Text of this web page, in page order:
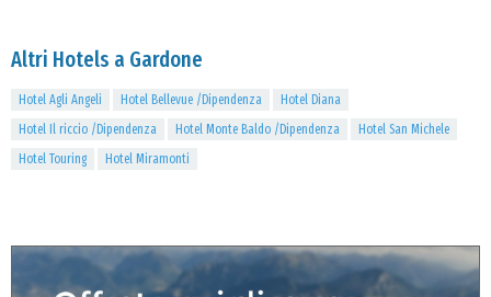
Altri Hotels a Gardone
Hotel Agli Angeli Hotel Bellevue /Dipendenza
Hotel Diana
Hotel Il riccio /Dipendenza
Hotel Monte Baldo /Dipendenza
Hotel San Michele
Hotel Touring
Hotel Miramonti